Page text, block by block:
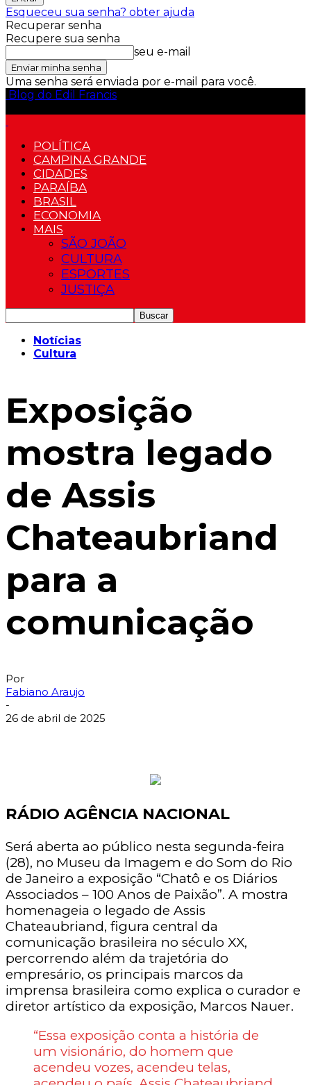
Esqueceu sua senha? obter ajuda
Recuperar senha
Recupere sua senha
seu e-mail
Uma senha será enviada por e-mail para você.
Blog do Edil Francis
POLÍTICA
CAMPINA GRANDE
CIDADES
PARAÍBA
BRASIL
ECONOMIA
MAIS
SÃO JOÃO
CULTURA
ESPORTES
JUSTIÇA
Notícias
Cultura
Exposição
mostra legado
de Assis
Chateaubriand
para a
comunicação
Por
Fabiano Araujo
-
26 de abril de 2025
RÁDIO AGÊNCIA NACIONAL
Será aberta ao público nesta segunda-feira
(28), no Museu da Imagem e do Som do Rio
de Janeiro a exposição “Chatô e os Diários
Associados – 100 Anos de Paixão”. A mostra
homenageia o legado de Assis
Chateaubriand, figura central da
comunicação brasileira no século XX,
percorrendo além da trajetória do
empresário, os principais marcos da
imprensa brasileira como explica o curador e
diretor artístico da exposição, Marcos Nauer.
“Essa exposição conta a história de
um visionário, do homem que
acendeu vozes, acendeu telas,